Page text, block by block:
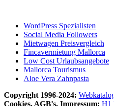
WordPress Spezialisten
Social Media Followers
Mietwagen Preisvergleich
Fincavermietung Mallorca
Low Cost Urlaubsangebote
Mallorca Tourismus
Aloe Vera Zahnpasta
Copyright 1996-2024:
Cookies, AGB's, Impressum: H1